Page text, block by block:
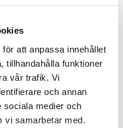
att anpassa innehållet
tillhandahålla funktioner
vår trafik. Vi
och annan
sociala medier och
vi samarbetar med.